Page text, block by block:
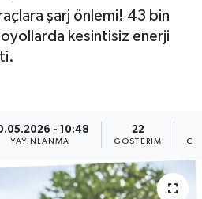
şarj önlemi! 43 bin
kesintisiz enerji
- 10:48
YAYINLANMA
22
GÖSTERIM